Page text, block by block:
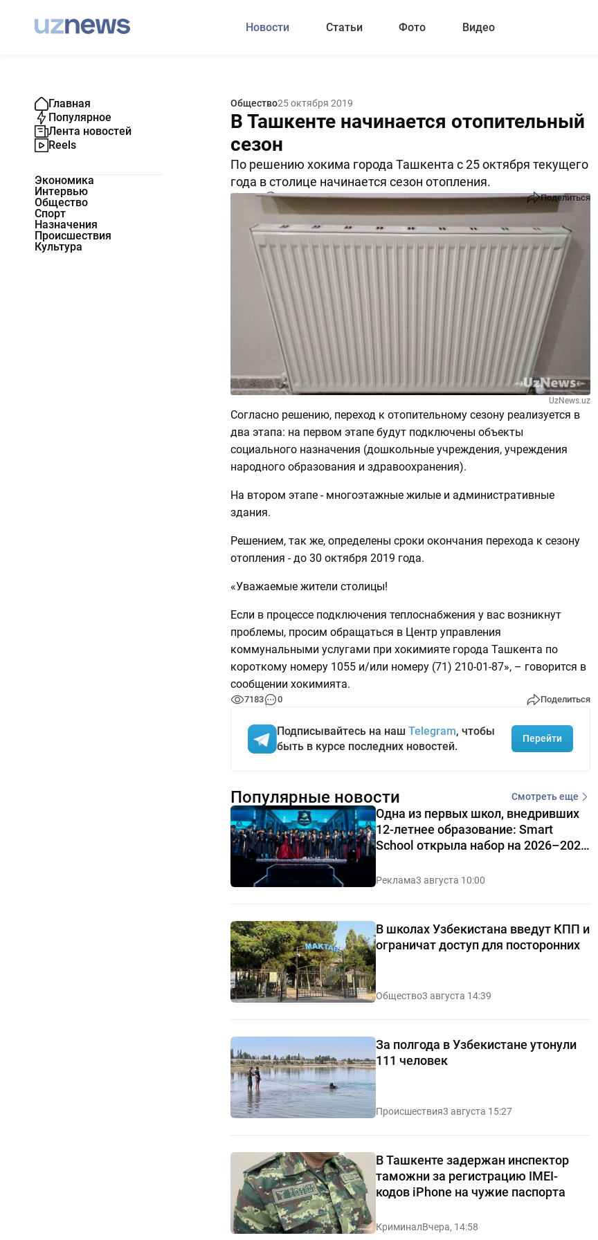
Новости Статьи Фото Видео
Главная
Популярное
Лента новостей
Reels
Экономика
Интервью
Общество
Спорт
Назначения
Происшествия
Культура
Общество25 октября 2019
В Ташкенте начинается отопительный
сезон
По решению хокима города Ташкента с 25 октября текущего
года в столице начинается сезон отопления.
7183 0 Поделиться
UzNews.uz
Согласно решению, переход к отопительному сезону реализуется в
два этапа: на первом этапе будут подключены объекты
социального назначения (дошкольные учреждения, учреждения
народного образования и здравоохранения).
На втором этапе - многоэтажные жилые и административные
здания.
Решением, так же, определены сроки окончания перехода к сезону
отопления - до 30 октября 2019 года.
«Уважаемые жители столицы!
Если в процессе подключения теплоснабжения у вас возникнут
проблемы, просим обращаться в Центр управления
коммунальными услугами при хокимияте города Ташкента по
короткому номеру 1055 и/или номеру (71) 210-01-87», – говорится в
сообщении хокимията.
7183 0 Поделиться
Подписывайтесь на наш Telegram, чтобы
быть в курсе последних новостей.
Перейти
Популярные новости Смотреть еще
Одна из первых школ, внедривших
12-летнее образование: Smart
School открыла набор на 2026–2027
учебный год
Реклама3 августа 10:00
В школах Узбекистана введут КПП и
ограничат доступ для посторонних
Общество3 августа 14:39
За полгода в Узбекистане утонули
111 человек
Происшествия3 августа 15:27
В Ташкенте задержан инспектор
таможни за регистрацию IMEI-
кодов iPhone на чужие паспорта
КриминалВчера, 14:58